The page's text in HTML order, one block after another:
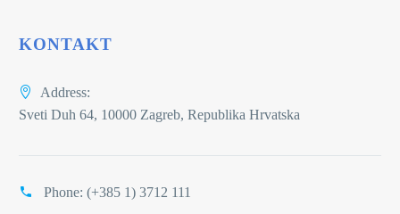
KONTAKT
Address:
Sveti Duh 64, 10000 Zagreb, Republika Hrvatska
Phone: (+385 1) 3712 111